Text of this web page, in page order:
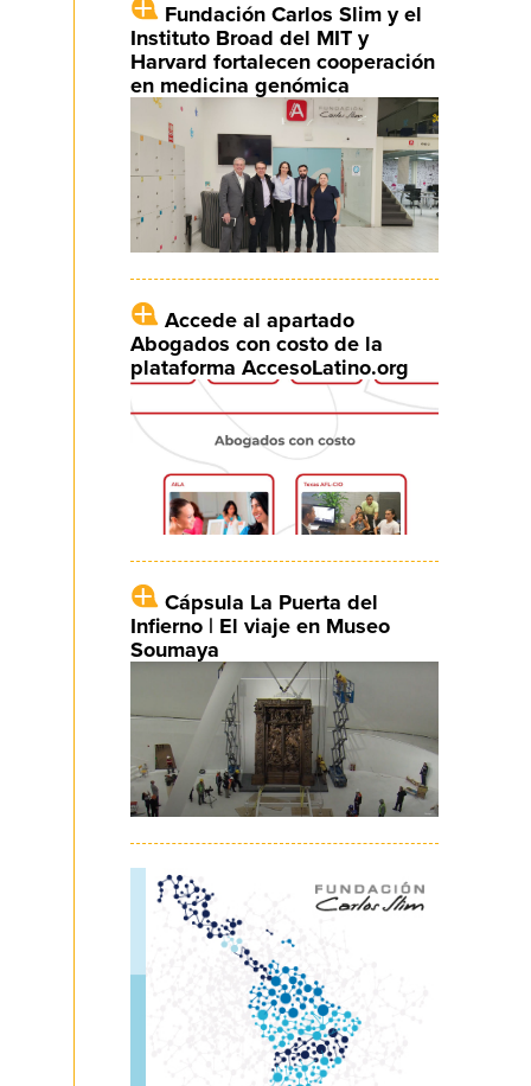
Fundación Carlos Slim y el
Instituto Broad del MIT y
Harvard fortalecen cooperación
en medicina genómica
Accede al apartado
Abogados con costo de la
plataforma AccesoLatino.org
Cápsula La Puerta del
Infierno | El viaje en Museo
Soumaya